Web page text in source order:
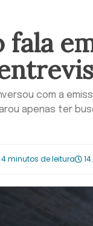
fala
com a
apenas ter
4 minutos de leitura